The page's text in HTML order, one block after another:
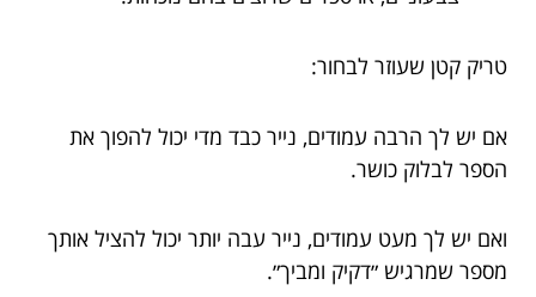
טריק קטן שעוזר לבחור:
אם יש לך הרבה עמודים, נייר כבד מדי יכול להפוך את
הספר לבלוק כושר.
ואם יש לך מעט עמודים, נייר עבה יותר יכול להציל אותך
מספר שמרגיש ״דקיק ומביך״.